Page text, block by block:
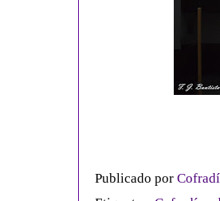
Publicado por